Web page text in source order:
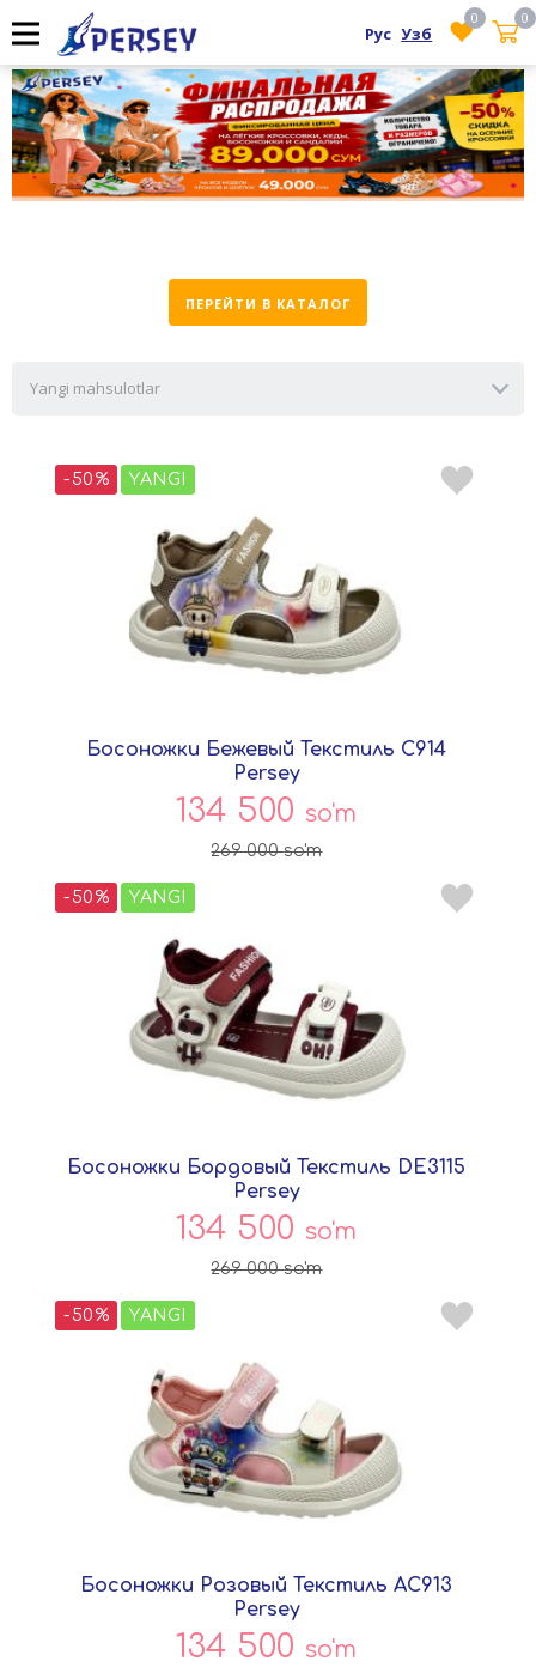
0
0
Рус Узб
ПЕРЕЙТИ В КАТАЛОГ
Yangi mahsulotlar
-50% YANGI
Босоножки Бежевый Текстиль C914
Persey
134 500 so'm
269 000so'm
-50% YANGI
Босоножки Бордовый Текстиль DE3115
Persey
134 500 so'm
269 000so'm
-50% YANGI
Босоножки Розовый Текстиль AC913
Persey
134 500 so'm